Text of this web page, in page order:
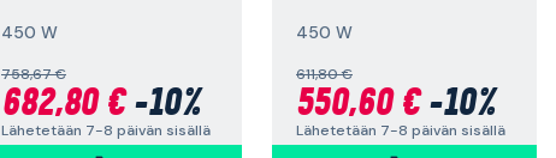
450 W
758,67 €
682,80 €-10%
Lähetetään 7-8 päivän sisällä
450 W
611,80 €
550,60 €-10%
Lähetetään 7-8 päivän sisällä